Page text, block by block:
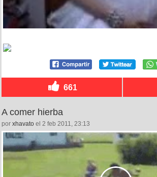
661
A comer hierba
por xhavato el 2 feb 2011, 23:13